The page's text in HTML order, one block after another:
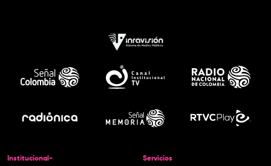
Institucional-
Servicios